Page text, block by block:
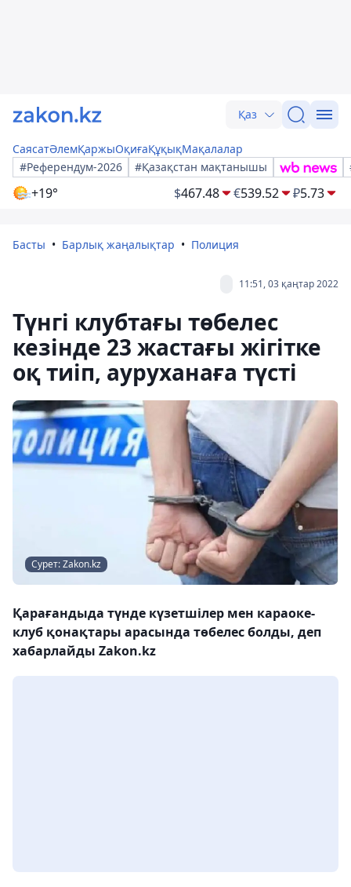
Қаз
СаясатӘлемҚаржыОқиғаҚұқықМақалалар
#Референдум-2026
#Қазақстан мақтанышы
+19° $467.48 €539.52 ₽5.73
Басты Барлық жаңалықтар Полиция
11:51, 03 қаңтар 2022
Түнгі клубтағы төбелес
кезінде 23 жастағы жігітке
оқ тиіп, ауруханаға түсті
Сурет: Zakon.kz
Қарағандыда түнде күзетшілер мен караоке-
клуб қонақтары арасында төбелес болды, деп
хабарлайды Zakon.kz